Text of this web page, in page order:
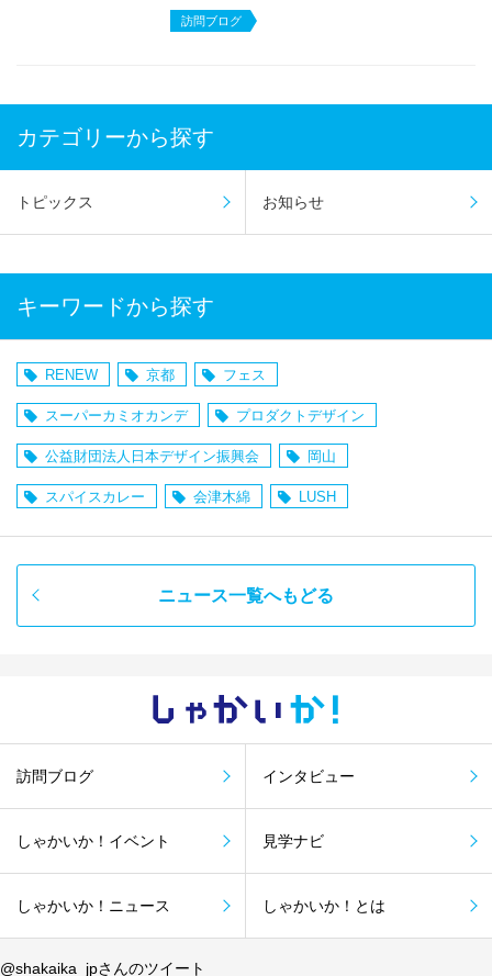
訪問ブログ
カテゴリーから探す
トピックス お知らせ
キーワードから探す
RENEW 京都 フェス
スーパーカミオカンデ プロダクトデザイン
公益財団法人日本デザイン振興会 岡山
スパイスカレー 会津木綿 LUSH
ニュース一覧へもどる
しゃかい か！
訪問ブログ インタビュー
しゃかいか！イベント 見学ナビ
しゃかいか！ニュース しゃかいか！とは
@shakaika_jpさんのツイート